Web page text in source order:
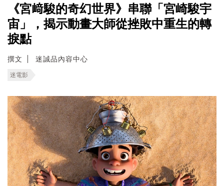
《宮﨑駿的奇幻世界》串聯「宮崎駿宇
宙」，揭示動畫大師從挫敗中重生的轉
捩點
撰文 迷誠品內容中心
迷電影